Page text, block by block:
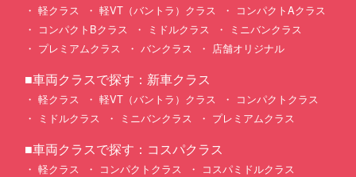
軽クラス 軽VT（バントラ）クラス
コンパクトAクラス
コンパクトBクラス
ミドルクラス
ミニバンクラス
プレミアムクラス
バンクラス 店舗オリジナル
■車両クラスで探す：新車クラス
軽クラス 軽VT（バントラ）クラス
コンパクトクラス
ミドルクラス
ミニバンクラス プレミアムクラス
■車両クラスで探す：コスパクラス
軽クラス コンパクトクラス
コスパミドルクラス